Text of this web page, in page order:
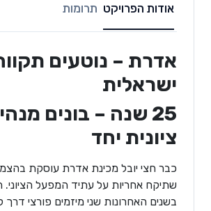
אודות הפרויקט תרומות
אדרת – נוטעים
ישראלית
25 שנה – בונים
ציונית יחד
כבר חצי יובל מכינת אדרת עוסקת
שתיקח אחריות על עתיד המפעל הציוני.
בשנים האחרונות שני מיזמים פורצי דרך